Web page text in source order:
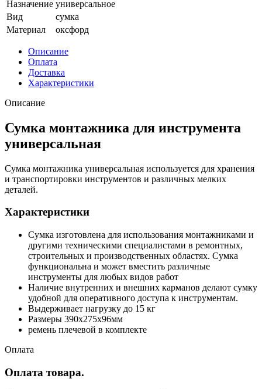
Назначение универсальное
Вид
сумка
Материал
оксфорд
Описание
Оплата
Доставка
Характеристики
Описание
Сумка монтажника для инструмента
универсальная
Сумка монтажника универсальная используется для хранения
и транспортировки инструментов и различных мелких
деталей.
Характеристики
Сумка изготовлена для использования монтажниками и
другими техническими специалистами в ремонтных,
строительных и производственных областях. Сумка
функциональна и может вместить различные
инструменты для любых видов работ
Наличие внутренних и внешних карманов делают сумку
удобной для оперативного доступа к инструментам.
Выдерживает нагрузку до 15 кг
Размеры 390x275x96мм
ремень плечевой в комплекте
Оплата
Оплата товара.